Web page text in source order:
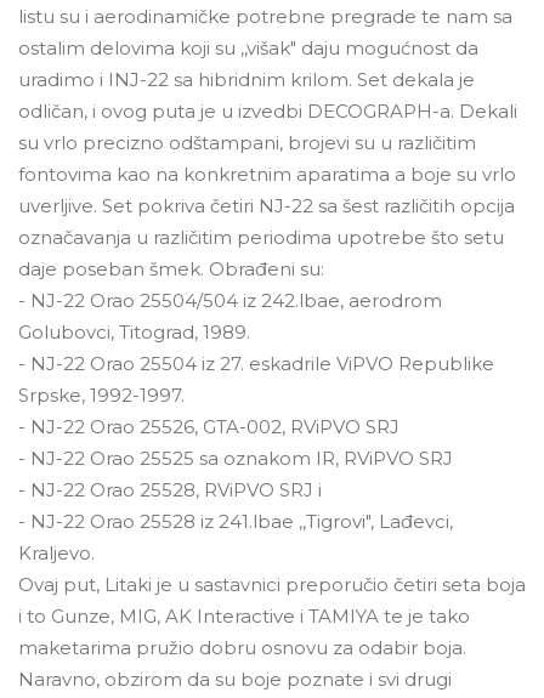
listu su i aerodinamičke potrebne pregrade te nam sa
ostalim delovima koji su ,,višak" daju mogućnost da
uradimo i INJ-22 sa hibridnim krilom. Set dekala je
odličan, i ovog puta je u izvedbi DECOGRAPH-a. Dekali
su vrlo precizno odštampani, brojevi su u različitim
fontovima kao na konkretnim aparatima a boje su vrlo
uverljive. Set pokriva četiri NJ-22 sa šest različitih opcija
označavanja u različitim periodima upotrebe što setu
daje poseban šmek. Obrađeni su:
- NJ-22 Orao 25504/504 iz 242.lbae, aerodrom
Golubovci, Titograd, 1989.
- NJ-22 Orao 25504 iz 27. eskadrile ViPVO Republike
Srpske, 1992-1997.
- NJ-22 Orao 25526, GTA-002, RViPVO SRJ
- NJ-22 Orao 25525 sa oznakom IR, RViPVO SRJ
- NJ-22 Orao 25528, RViPVO SRJ i
- NJ-22 Orao 25528 iz 241.lbae ,,Tigrovi", Lađevci,
Kraljevo.
Ovaj put, Litaki je u sastavnici preporučio četiri seta boja
i to Gunze, MIG, AK Interactive i TAMIYA te je tako
maketarima pružio dobru osnovu za odabir boja.
Naravno, obzirom da su boje poznate i svi drugi